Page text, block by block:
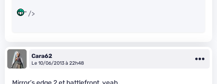
" />
Cara62
Le 10/06/2013 à 22h48